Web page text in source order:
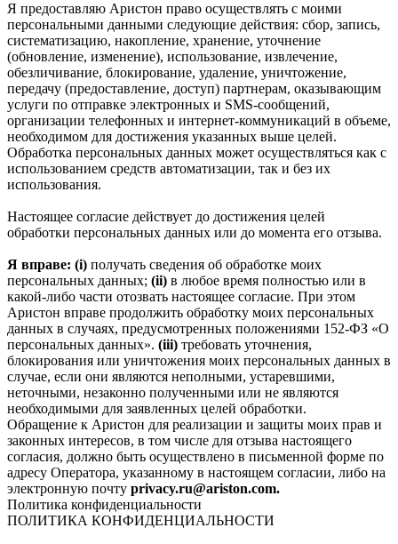
Я предоставляю Аристон право осуществлять с моими
персональными данными следующие действия: сбор, запись,
систематизацию, накопление, хранение, уточнение
(обновление, изменение), использование, извлечение,
обезличивание, блокирование, удаление, уничтожение,
передачу (предоставление, доступ) партнерам, оказывающим
услуги по отправке электронных и SMS‑сообщений,
организации телефонных и интернет‑коммуникаций в объеме,
необходимом для достижения указанных выше целей.
Обработка персональных данных может осуществляться как с
использованием средств автоматизации, так и без их
использования.
Настоящее согласие действует до достижения целей
обработки персональных данных или до момента его отзыва.
Я вправе: (i) получать сведения об обработке моих
персональных данных; (ii) в любое время полностью или в
какой-либо части отозвать настоящее согласие. При этом
Аристон вправе продолжить обработку моих персональных
данных в случаях, предусмотренных положениями 152-ФЗ «О
персональных данных». (iii) требовать уточнения,
блокирования или уничтожения моих персональных данных в
случае, если они являются неполными, устаревшими,
неточными, незаконно полученными или не являются
необходимыми для заявленных целей обработки.
Обращение к Аристон для реализации и защиты моих прав и
законных интересов, в том числе для отзыва настоящего
согласия, должно быть осуществлено в письменной форме по
адресу Оператора, указанному в настоящем согласии, либо на
электронную почту privacy.ru@ariston.com.
Политика конфиденциальности
ПОЛИТИКА КОНФИДЕНЦИАЛЬНОСТИ